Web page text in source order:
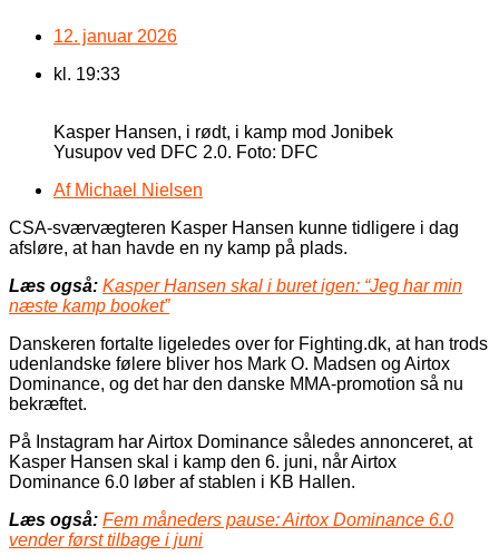
12. januar 2026
kl. 19:33
Kasper Hansen, i rødt, i kamp mod Jonibek
Yusupov ved DFC 2.0. Foto: DFC
AfMichael Nielsen
CSA-sværvægteren Kasper Hansen kunne tidligere i dag
afsløre, at han havde en ny kamp på plads.
Læs også: Kasper Hansen skal i buret igen: “Jeg har min
næste kamp booket”
Danskeren fortalte ligeledes over for Fighting.dk, at han trods
udenlandske følere bliver hos Mark O. Madsen og Airtox
Dominance, og det har den danske MMA-promotion så nu
bekræftet.
På Instagram har Airtox Dominance således annonceret, at
Kasper Hansen skal i kamp den 6. juni, når Airtox
Dominance 6.0 løber af stablen i KB Hallen.
Læs også: Fem måneders pause: Airtox Dominance 6.0
vender først tilbage i juni